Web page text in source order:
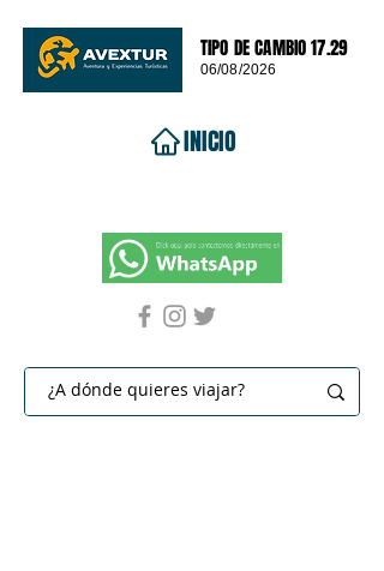
TIPO DE CAMBIO 17.29
06/08/2026
INICIO